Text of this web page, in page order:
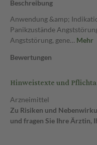
Beschreibung
Anwendung &amp;
Panikzustände
Angststörung, gene… Mehr
Bewertungen
Hinweistexte und
Arzneimittel
Zu Risiken und
und fragen Sie Ihre Ärztin,